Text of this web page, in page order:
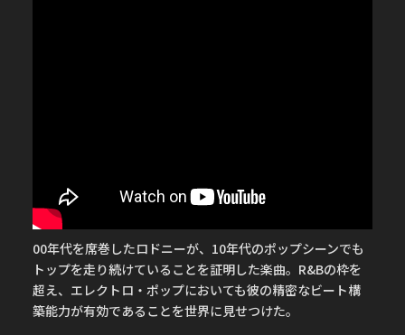
00年代を席巻したロドニーが、10年代のポップシーンでも
トップを走り続けていることを証明した楽曲。R&Bの枠を
超え、エレクトロ・ポップにおいても彼の精密なビート構
築能力が有効であることを世界に見せつけた。